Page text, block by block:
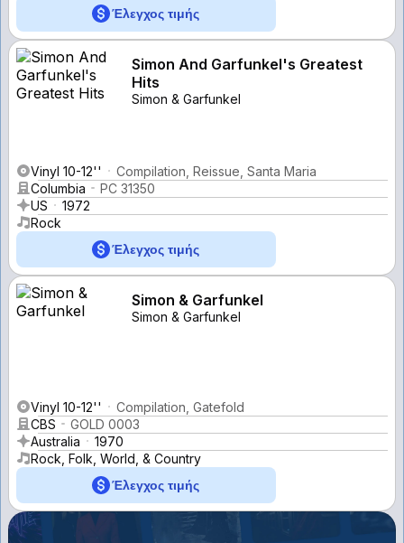
Έλεγχος τιμής
Simon And Garfunkel's Greatest
Hits
Simon & Garfunkel
Vinyl 10-12''
Compilation, Reissue, Santa Maria
Columbia
PC 31350
US
1972
Rock
Έλεγχος τιμής
Simon & Garfunkel
Simon & Garfunkel
Vinyl 10-12''
Compilation, Gatefold
CBS
GOLD 0003
Australia
1970
Rock, Folk, World, & Country
Έλεγχος τιμής